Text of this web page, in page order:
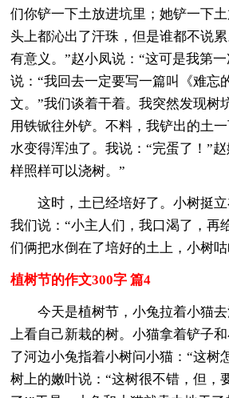
们你铲一下土放进坑里；她铲一下
头上都沁出了汗珠，但是谁都不说
有意义。”赵小凤说：“这可是我第
说：“我回去一定要写一篇叫《难忘
文。”我们谈着干着。我突然发现树
用铁锨往外铲。不料，我铲出的土
水变得浑浊了。我说：“完蛋了！”
样照样可以浇树。”
这时，土已经培好了。小树挺
我们说：“小主人们，我口渴了，再
们俩把水倒在了培好的土上，小树咕
植树节的作文300字 篇4
今天是植树节，小兔拉着小猫
上看自己新栽的树。小猫拿着铲子
了河边小兔指着小树问小猫：“这树
树上的嫩叶说：“这树很不错，但，